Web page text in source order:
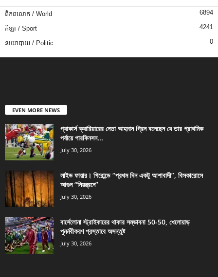
ពិភពលោក / World 6894
កីឡា / Sport 4241
នយោបាយ / Politic 0
EVEN MORE NEWS
প্যাকার্স ক্যারিয়ারের নেতা আহমান গ্রিন বলেছেন যে তার প্রাথমিক
পর্যায়ে পারকিনসন...
July 30, 2026
লাইভ ফায়ার। গিরোন্ডে “প্রথম দিন একটু আশাবাদী”, বিসকারোসে
আগুন “নিয়ন্ত্রনে”
July 30, 2026
বার্সেলোনা স্ট্রাইকারের থাকার সম্ভাবনা 50-50, খেলোয়াড়
পুনর্নবীকরণ প্রস্তাবে অসন্তুষ্ট
July 30, 2026